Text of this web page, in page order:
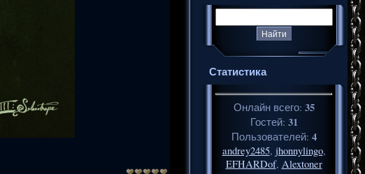
Статистика
Онлайн всего: 35
Гостей: 31
Пользователей: 4
andrey2485, jhonnylingo,
EFHARDof, Alextoner